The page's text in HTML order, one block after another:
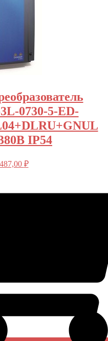
0730-5-ED-
IP54
₽